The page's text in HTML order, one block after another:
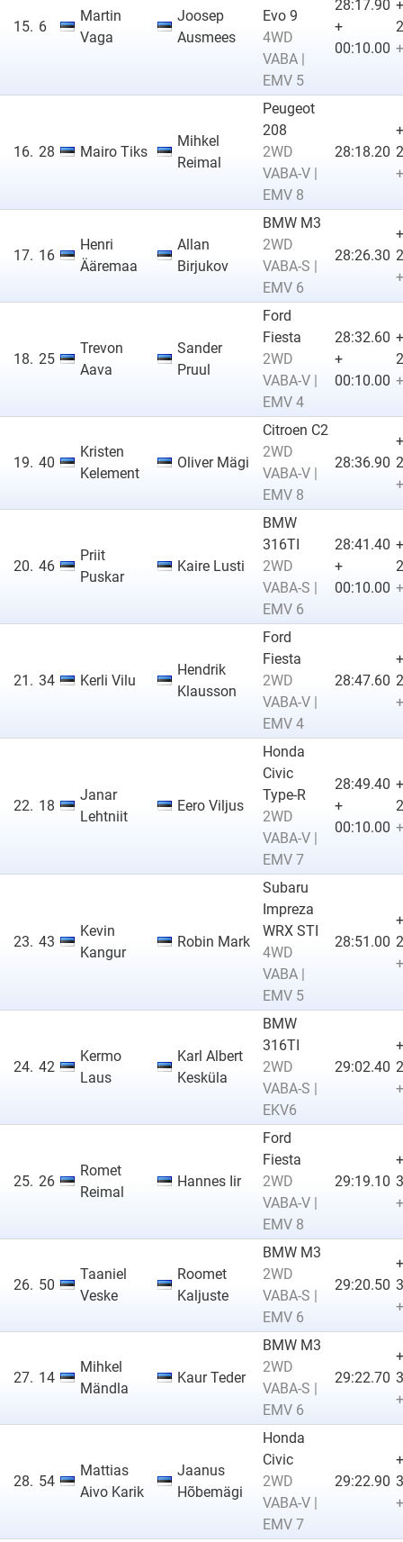
15. 6
Martin
Vaga
Joosep
Ausmees
Evo 9
4WD
VABA |
EMV 5
28:17.90
+
00:10.00
+
16. 28 Mairo Tiks
Mihkel
Reimal
Peugeot
208
2WD
VABA-V |
EMV 8
28:18.20
+
17. 16
Henri
Ääremaa
Allan
Birjukov
BMW M3
2WD
VABA-S |
EMV 6
28:26.30
+
18. 25
Trevon
Aava
Sander
Pruul
Ford
Fiesta
2WD
VABA-V |
EMV 4
28:32.60
+
00:10.00
+
19. 40
Kristen
Kelement
Oliver Mägi
Citroen C2
2WD
VABA-V |
EMV 8
28:36.90
+
20. 46
Priit
Puskar
Kaire Lusti
BMW
316TI
2WD
VABA-S |
EMV 6
28:41.40
+
00:10.00
+
21. 34 Kerli Vilu
Hendrik
Klausson
Ford
Fiesta
2WD
VABA-V |
EMV 4
28:47.60
+
22. 18
Janar
Lehtniit
Eero Viljus
Honda
Civic
Type-R
2WD
VABA-V |
EMV 7
28:49.40
+
00:10.00
+
23. 43
Kevin
Kangur
Robin Mark
Subaru
Impreza
WRX STI
4WD
VABA |
EMV 5
28:51.00
+
24. 42
Kermo
Laus
Karl Albert
Kesküla
BMW
316TI
2WD
VABA-S |
EKV6
29:02.40
+
25. 26
Romet
Reimal
Hannes Iir
Ford
Fiesta
2WD
VABA-V |
EMV 8
29:19.10
+
26. 50
Taaniel
Veske
Roomet
Kaljuste
BMW M3
2WD
VABA-S |
EMV 6
29:20.50
+
27. 14
Mihkel
Mändla
Kaur Teder
BMW M3
2WD
VABA-S |
EMV 6
29:22.70
+
28. 54
Mattias
Aivo Karik
Jaanus
Hõbemägi
Honda
Civic
2WD
VABA-V |
EMV 7
29:22.90
+